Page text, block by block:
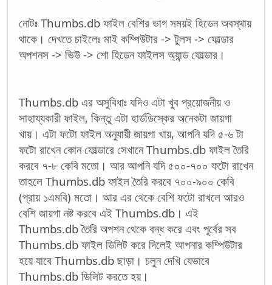
নোটঃ Thumbs.db ফাইল বেশির ভাগ সময়ই হিডেন অবস্থায়
থাকে। দেখতে চাইলেঃ মাই কম্পিউটার -> টুলস -> ফোল্ডার
অপশনস -> ভিউ -> শো হিডেন ফাইলস অ্যান্ড ফোল্ডার।
Thumbs.db এর অসুবিধাঃ যদিও এটা খুব প্রয়োজনীয় ও
সাহায্যকারী ফাইল, কিন্তু এটা হার্ডডিস্কের অনেকটা জায়গা
খায়। এটা ফটো ফাইল অনুযায়ী জায়গা খায়, আপনি যদি ৫-৬ টা
ফটো রাখেন কোন ফোল্ডারে সেখানে Thumbs.db ফাইল তৈরি
করবে ৭-৮ কেবি মতো। আর আপনি যদি ৫০০-৭০০ ফটো রাখেন
তাহলে Thumbs.db ফাইল তৈরি করবে ৭০০-৯০০ কেবি
(প্রায় ১এমবি) মতো। আর এর থেকে বেশি ফটো রাখলে আরও
বেশি জায়গা নষ্ট করবে এই Thumbs.db। এই
Thumbs.db তৈরি অপশন থেকে বন্ধ করে এবং পূর্বের সব
Thumbs.db ফাইল ডিলিট করে দিলেই আপনার কম্পিউটার
হয়ে যাবে Thumbs.db ছাড়া। চলুন দেখি যেভাবে
Thumbs.db ডিলিট করতে হয়।